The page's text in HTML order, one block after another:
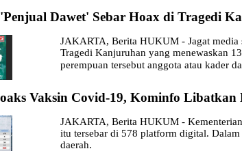
Dawet' Sebar Hoax di Tragedi
JAKARTA, Berita HUKUM - Jagat media
Tragedi Kanjuruhan yang menewaskan
perempuan tersebut anggota atau kader
Vaksin Covid-19, Kominfo Libatkan
JAKARTA, Berita HUKUM -
itu tersebar di 578 platform digital.
daerah.